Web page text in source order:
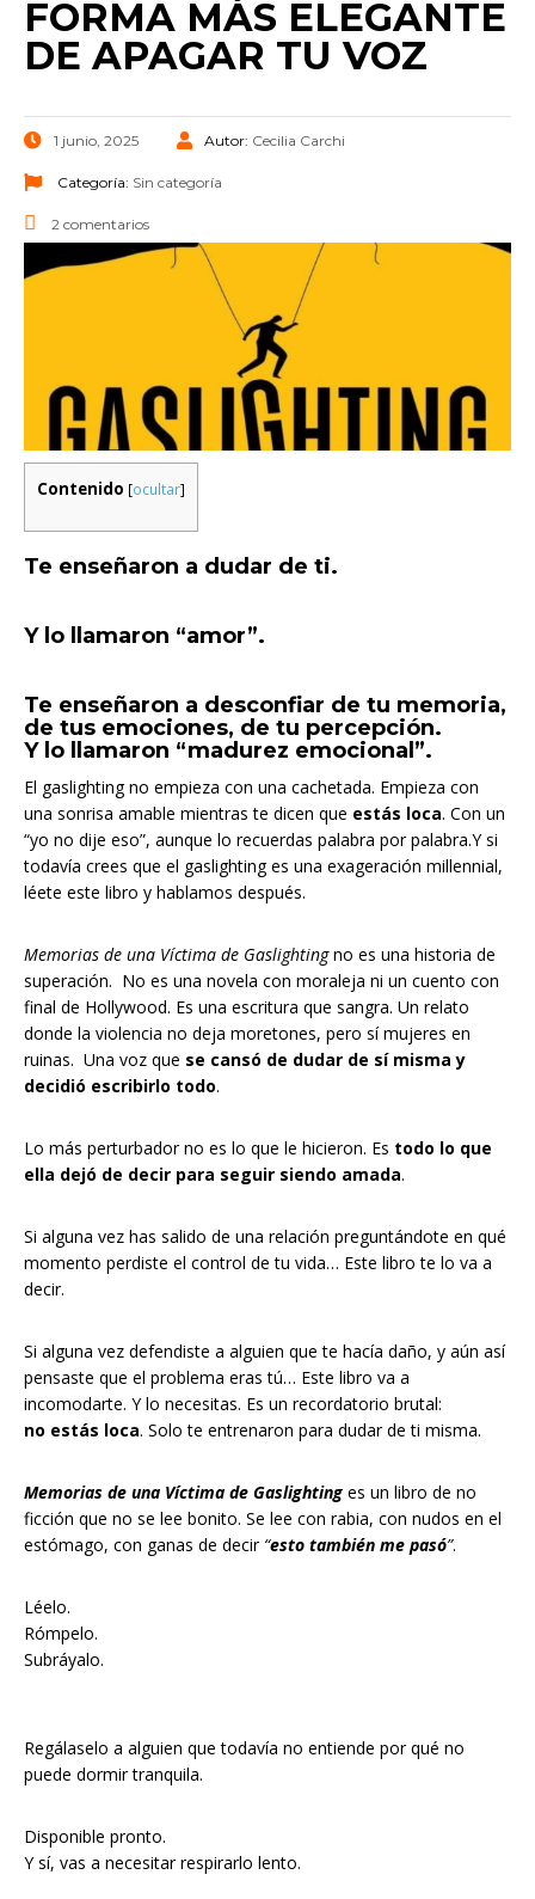
FORMA MÁS ELEGANTE
DE APAGAR TU VOZ
1 junio, 2025 Autor: Cecilia Carchi
Categoría: Sin categoría
2 comentarios
Contenido [ocultar]
Te enseñaron a dudar de ti.
Y lo llamaron “amor”.
Te enseñaron a desconfiar de tu memoria,
de tus emociones, de tu percepción.
Y lo llamaron “madurez emocional”.
El gaslighting no empieza con una cachetada. Empieza con
una sonrisa amable mientras te dicen que estás loca. Con un
“yo no dije eso”, aunque lo recuerdas palabra por palabra.Y si
todavía crees que el gaslighting es una exageración millennial,
léete este libro y hablamos después.
Memorias de una Víctima de Gaslightingno es una historia de
superación. No es una novela con moraleja ni un cuento con
final de Hollywood. Es una escritura que sangra. Un relato
donde la violencia no deja moretones, pero sí mujeres en
ruinas. Una voz que se cansó de dudar de sí misma y
decidió escribirlo todo.
Lo más perturbador no es lo que le hicieron. Es todo lo que
ella dejó de decir para seguir siendo amada.
Si alguna vez has salido de una relación preguntándote en qué
momento perdiste el control de tu vida… Este libro te lo va a
decir.
Si alguna vez defendiste a alguien que te hacía daño, y aún así
pensaste que el problema eras tú… Este libro va a
incomodarte. Y lo necesitas. Es un recordatorio brutal:
no estás loca. Solo te entrenaron para dudar de ti misma.
Memorias de una Víctima de Gaslighting es un libro de no
ficción que no se lee bonito. Se lee con rabia, con nudos en el
estómago, con ganas de decir “esto también me pasó”.
Léelo.
Rómpelo.
Subráyalo.
Regálaselo a alguien que todavía no entiende por qué no
puede dormir tranquila.
Disponible pronto.
Y sí, vas a necesitar respirarlo lento.